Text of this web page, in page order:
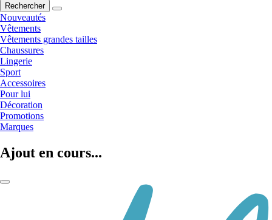
Rechercher
Nouveautés
Vêtements
Vêtements grandes tailles
Chaussures
Lingerie
Sport
Accessoires
Pour lui
Décoration
Promotions
Marques
Ajout en cours...